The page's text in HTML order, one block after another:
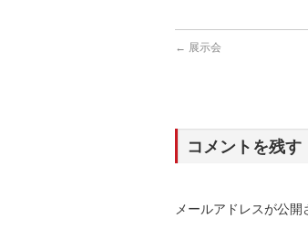
← 展示会
コメントを残す
メールアドレスが公開